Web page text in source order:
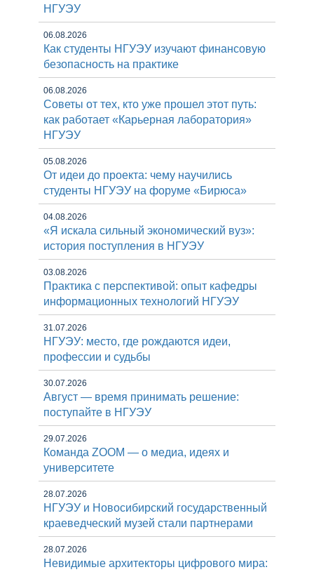
НГУЭУ
06.08.2026
Как студенты НГУЭУ изучают финансовую
безопасность на практике
06.08.2026
Советы от тех, кто уже прошел этот путь:
как работает «Карьерная лаборатория»
НГУЭУ
05.08.2026
От идеи до проекта: чему научились
студенты НГУЭУ на форуме «Бирюса»
04.08.2026
«Я искала сильный экономический вуз»:
история поступления в НГУЭУ
03.08.2026
Практика с перспективой: опыт кафедры
информационных технологий НГУЭУ
31.07.2026
НГУЭУ: место, где рождаются идеи,
профессии и судьбы
30.07.2026
Август — время принимать решение:
поступайте в НГУЭУ
29.07.2026
Команда ZOOM — о медиа, идеях и
университете
28.07.2026
НГУЭУ и Новосибирский государственный
краеведческий музей стали партнерами
28.07.2026
Невидимые архитекторы цифрового мира: